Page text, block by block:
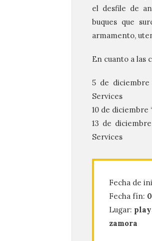
el desfile de
buques que
armamento,
En cuanto a las
5 de diciembre
Services
10 de
13 de
Services
Fecha de
Fecha fín:
Lugar:
zamora